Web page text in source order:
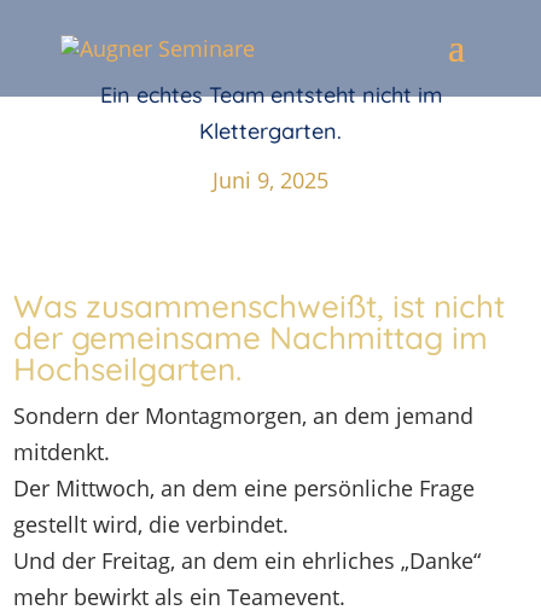
Ein echtes Team entsteht nicht im
Klettergarten.
Juni 9, 2025
Was zusammenschweißt, ist nicht
der gemeinsame Nachmittag im
Hochseilgarten.
Sondern der Montagmorgen, an dem jemand
mitdenkt.
Der Mittwoch, an dem eine persönliche Frage
gestellt wird, die verbindet.
Und der Freitag, an dem ein ehrliches „Danke“
mehr bewirkt als ein Teamevent.